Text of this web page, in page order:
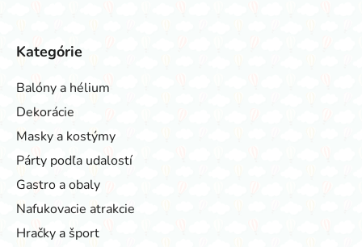
Kategórie
Balóny a hélium
Dekorácie
Masky a kostýmy
Párty podľa udalostí
Gastro a obaly
Nafukovacie atrakcie
Hračky a šport